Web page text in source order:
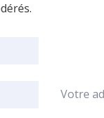
Votre